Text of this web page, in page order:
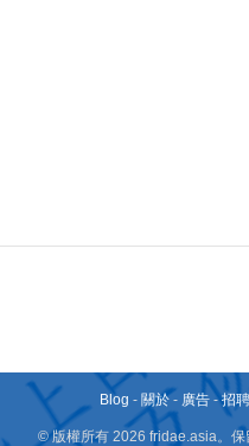
Blog - 關於 - 廣告 -招
© 版權所有 2026 fridae.asia。